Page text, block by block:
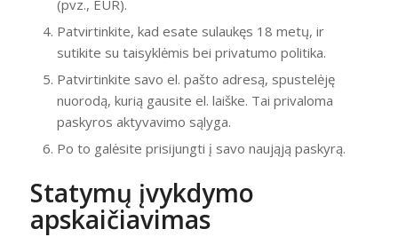
(pvz., EUR).
Patvirtinkite, kad esate sulaukęs 18 metų, ir
sutikite su taisyklėmis bei privatumo politika.
Patvirtinkite savo el. pašto adresą, spustelėję
nuorodą, kurią gausite el. laiške. Tai privaloma
paskyros aktyvavimo sąlyga.
Po to galėsite prisijungti į savo naująją paskyrą.
Statymų įvykdymo
apskaičiavimas